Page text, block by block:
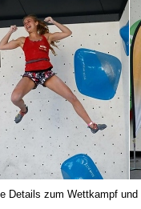
Details zum Wettkampf